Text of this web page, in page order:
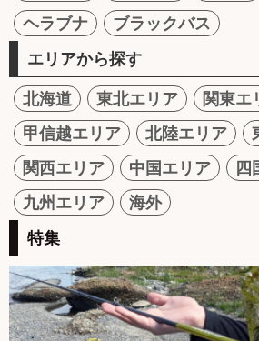
ヘラブナ
ブラックバス
エリアから探す
北海道 東北エリア
関東エ
甲信越エリア
北陸エリア
関西エリア
中国エリア
四
九州エリア
海外
特集